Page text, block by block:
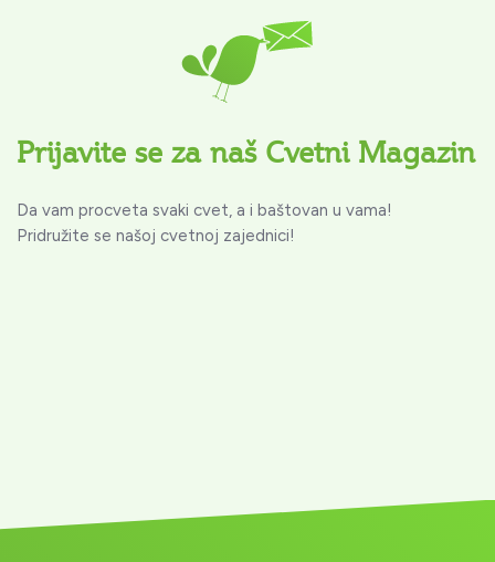
Prijavite se za naš Cvetni Magazin
Da vam procveta svaki cvet, a i baštovan u vama!
Pridružite se našoj cvetnoj zajednici!